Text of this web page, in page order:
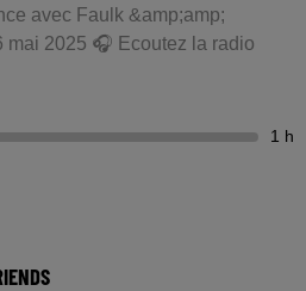
avec Faulk &amp;amp;
mai 2025 🎧 Ecoutez la radio
1 h